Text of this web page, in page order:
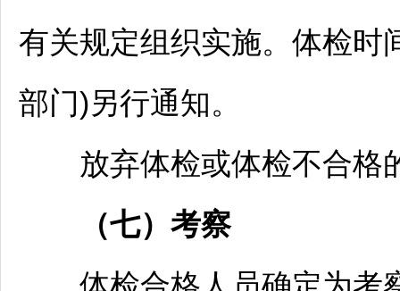
有关规定组织实施。体检时
部门)另行通知。
放弃体检或体检不合格
（七）考察